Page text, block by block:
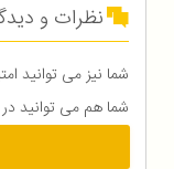
نظرات و
شما نیز می توانید
شما هم می توانید